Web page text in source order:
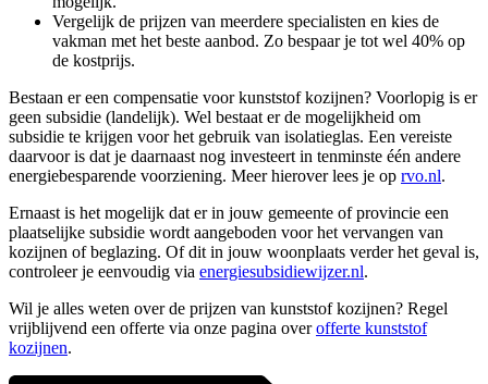
Vergelijk de prijzen van meerdere specialisten en kies de
vakman met het beste aanbod. Zo bespaar je tot wel 40% op
de kostprijs.
Bestaan er een compensatie voor kunststof kozijnen? Voorlopig is er
geen subsidie (landelijk). Wel bestaat er de mogelijkheid om
subsidie te krijgen voor het gebruik van isolatieglas. Een vereiste
daarvoor is dat je daarnaast nog investeert in tenminste één andere
energiebesparende voorziening. Meer hierover lees je op rvo.nl.
Ernaast is het mogelijk dat er in jouw gemeente of provincie een
plaatselijke subsidie wordt aangeboden voor het vervangen van
kozijnen of beglazing. Of dit in jouw woonplaats verder het geval is,
controleer je eenvoudig via energiesubsidiewijzer.nl.
Wil je alles weten over de prijzen van kunststof kozijnen? Regel
vrijblijvend een offerte via onze pagina overofferte kunststof
kozijnen.